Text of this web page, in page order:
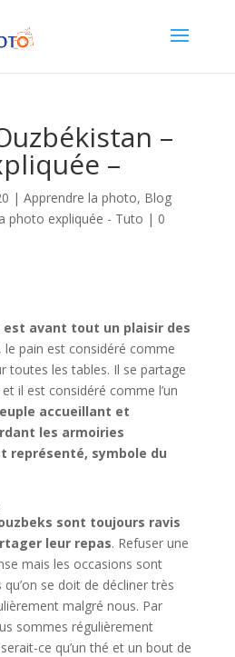
–
–
| Apprendre la photo, Blog
photo expliquée - Tuto | 0
est avant tout un plaisir des
le pain est considéré comme
toutes les tables. Il se partage
il est considéré comme l’un
accueillant et
les armoiries
représenté, symbole du
sont toujours ravis
leur repas. Refuser une
mais les occasions sont
se doit de décliner très
malgré nous. Par
sommes régulièrement
ce qu’un thé et un bout de